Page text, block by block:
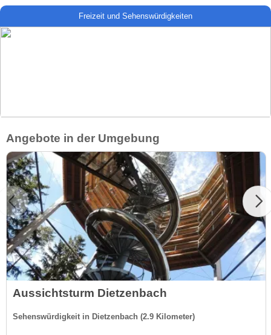
Freizeit und Sehenswürdigkeiten
Angebote in der Umgebung
Aussichtsturm Dietzenbach
Sehenswürdigkeit in Dietzenbach (2.9 Kilometer)